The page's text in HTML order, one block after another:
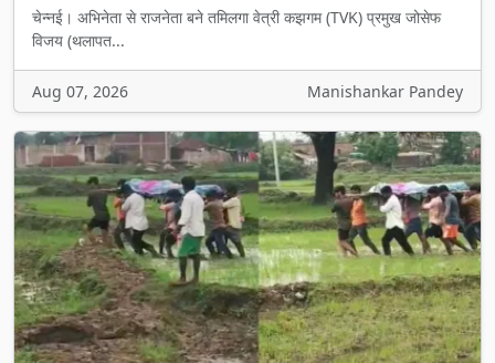
चेन्नई। अभिनेता से राजनेता बने तमिलगा वेत्री कझगम (TVK) प्रमुख जोसेफ
विजय (थलापत...
Aug 07, 2026 Manishankar Pandey